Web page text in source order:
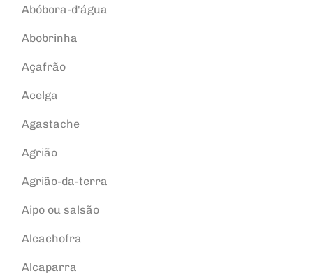
Abóbora-d'água
Abobrinha
Açafrão
Acelga
Agastache
Agrião
Agrião-da-terra
Aipo ou salsão
Alcachofra
Alcaparra